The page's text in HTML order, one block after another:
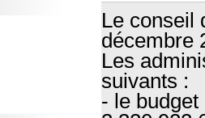
Le conseil
décembre
Les
suivants :
- le budget